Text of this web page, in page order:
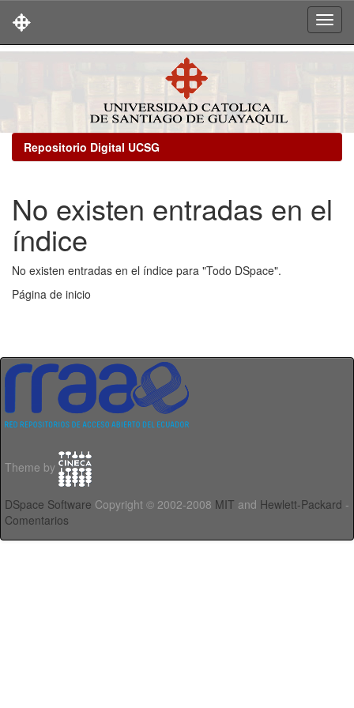
Repositorio Digital UCSG
No existen entradas en el
índice
No existen entradas en el índice para "Todo DSpace".
Página de inicio
Theme by
DSpace Software Copyright © 2002-2008 MIT and Hewlett-Packard -
Comentarios